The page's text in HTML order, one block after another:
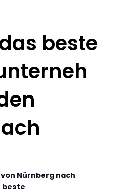
beste
Nürnberg nach
beste